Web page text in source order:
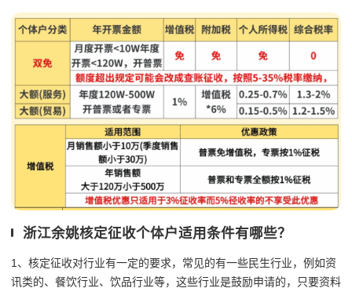
浙江余姚核定征收个体户适用条件有哪些？
1、核定征收对行业有一定的要求，常见的有一些民生行业，例如资
讯类的、餐饮行业、饮品行业等，这些行业是鼓励申请的，只要资料